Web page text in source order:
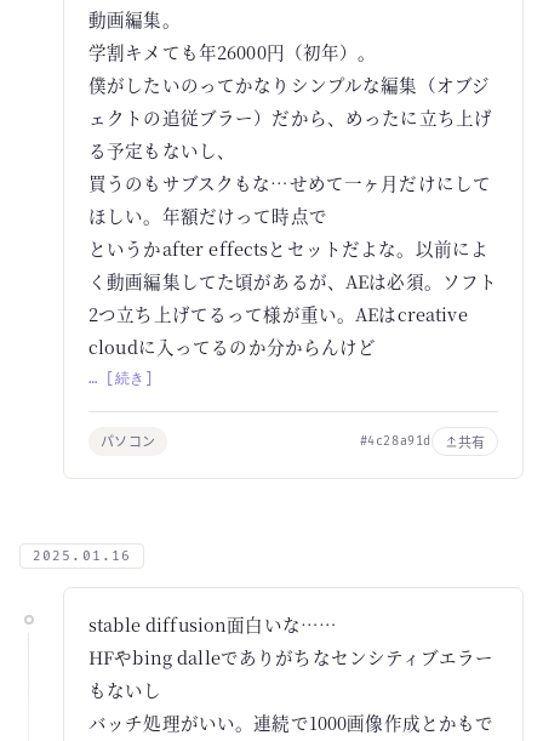
動画編集。
学割キメても年26000円（初年）。
僕がしたいのってかなりシンプルな編集（オブジ
ェクトの追従ブラー）だから、めったに立ち上げ
る予定もないし、
買うのもサブスクもな…せめて一ヶ月だけにして
ほしい。年額だけって時点で
というかafter effectsとセットだよな。以前によ
く動画編集してた頃があるが、AEは必須。ソフト
2つ立ち上げてるって様が重い。AEはcreative
cloudに入ってるのか分からんけど
… [続き]
パソコン #4c28a91d 共有
2025.01.16
stable diffusion面白いな……
HFやbing dalleでありがちなセンシティブエラー
もないし
バッチ処理がいい。連続で1000画像作成とかもで